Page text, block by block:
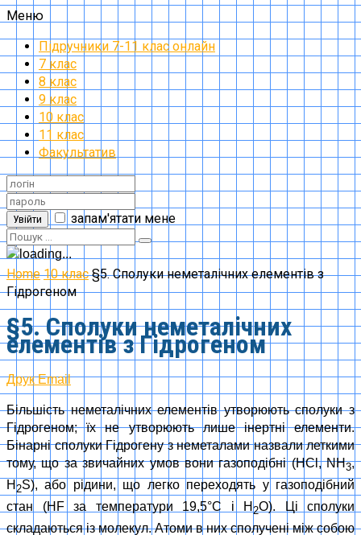
Меню
Підручники 7-11 клас онлайн
7 клас
8 клас
9 клас
10 клас
11 клас
Факультатив
Увійти запам'ятати мене
Home 10 клас §5. Сполуки неметалічних елементів з
Гідрогеном
§5. Сполуки неметалічних
елементів з Гідрогеном
Друк Email
Більшість неметалічних елементів утворюють сполуки з
Гідрогеном; їх не утворюють лише інертні елементи.
Бінарні сполуки Гідрогену з неметалами назвали леткими
тому, що за звичайних умов вони газоподібні (HCl, NH3,
H 2S), або рідини, що легко переходять у газоподібний
стан (HF за температури 19,5°С і H 2O). Ці сполуки
складаються із молекул. Атоми в них сполучені між собою